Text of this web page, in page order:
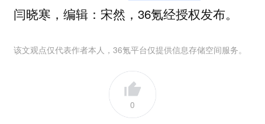
闫晓寒，编辑：宋然，36氪经授权发布。
该文观点仅代表作者本人，36氪平台仅提供信息存储空间服务。
0